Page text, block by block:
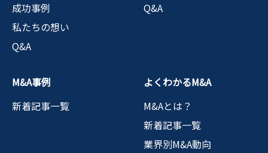
成功事例
私たちの想い
Q&A
Q&A
M&A事例
新着記事一覧
よくわかるM&A
M&Aとは？
新着記事一覧
業界別M&A動向